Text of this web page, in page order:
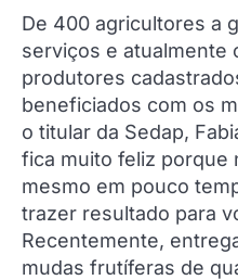
De 400 agricultores a
serviços e atualmente
produtores
beneficiados com os
o titular da Sedap,
fica muito feliz porque
mesmo em pouco
trazer resultado para
Recentemente,
mudas frutíferas de